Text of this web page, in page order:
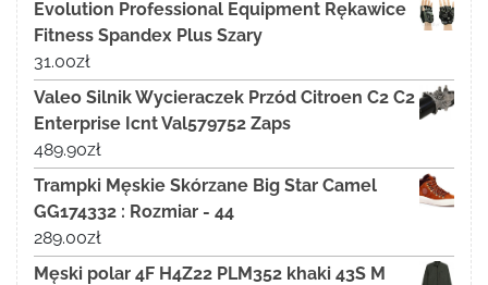
Evolution Professional Equipment Rękawice
Fitness Spandex Plus Szary
31.00zł
Valeo Silnik Wycieraczek Przód Citroen C2 C2
Enterprise Icnt Val579752 Zaps
489.90zł
Trampki Męskie Skórzane Big Star Camel
GG174332 : Rozmiar - 44
289.00zł
Męski polar 4F H4Z22 PLM352 khaki 43S M